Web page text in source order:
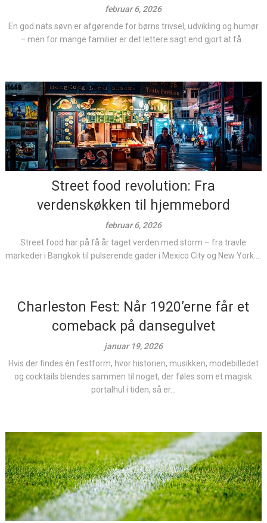
februar 6, 2026
En god nats søvn er afgørende for børns trivsel, udvikling og humør
– men for mange familier er det lettere sagt end gjort at få...
Street food revolution: Fra
verdenskøkken til hjemmebord
februar 6, 2026
Street food har på få år taget verden med storm – fra travle
markeder i Bangkok til pulserende gader i Mexico City og New York....
Charleston Fest: Når 1920’erne får et
comeback på dansegulvet
januar 19, 2026
Hvis der findes én festform, hvor historien, musikken, modebilledet
og cocktails blendes sammen til noget, der føles som et magisk
portalhul i tiden, så er...